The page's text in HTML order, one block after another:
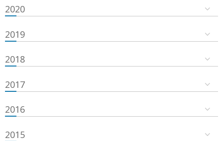
2020
2019
2018
2017
2016
2015